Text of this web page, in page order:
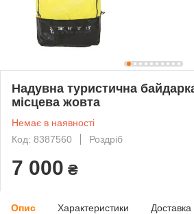
Надувна туристична
місцева жовта
Немає в наявності
Код: 8387560
Роздріб
7 000 ₴
Опис Характеристики Доставка